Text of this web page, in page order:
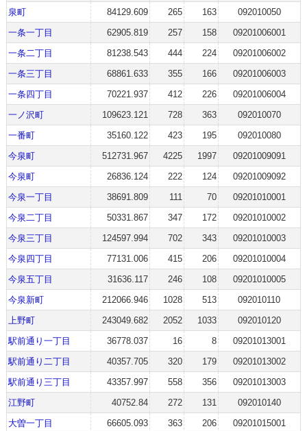
泉町
84129.609 265 163
092010050
一条一丁目
62905.819 257 158
09201006001
一条二丁目
81238.543 444 224
09201006002
一条三丁目
68861.633 355 166
09201006003
一条四丁目
70221.937 412 226
09201006004
一ノ沢町
109623.121 728 363
092010070
一番町
35160.122 423 195
092010080
今泉町
512731.967 4225 1997
09201009091
今泉町
26836.124 222 124
09201009092
今泉一丁目
38691.809 111 70
09201010001
今泉二丁目
50331.867 347 172
09201010002
今泉三丁目
124597.994 702 343
09201010003
今泉四丁目
77131.006 415 206
09201010004
今泉五丁目
31636.117 246 108
09201010005
今泉新町
212066.946 1028 513
092010110
上野町
243049.682 2052 1033
092010120
駅前通り一丁目
36778.037 16 8
09201013001
駅前通り二丁目
40357.705 320 179
09201013002
駅前通り三丁目
43357.997 558 356
09201013003
江野町
40752.84 272 131
092010140
大曽一丁目
66605.093 363 206
09201015001